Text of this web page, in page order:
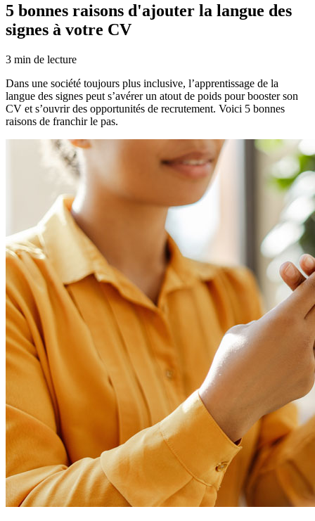
5 bonnes raisons d'ajouter la langue des
signes à votre CV
3 min de lecture
Dans une société toujours plus inclusive, l’apprentissage de la
langue des signes peut s’avérer un atout de poids pour booster son
CV et s’ouvrir des opportunités de recrutement. Voici 5 bonnes
raisons de franchir le pas.